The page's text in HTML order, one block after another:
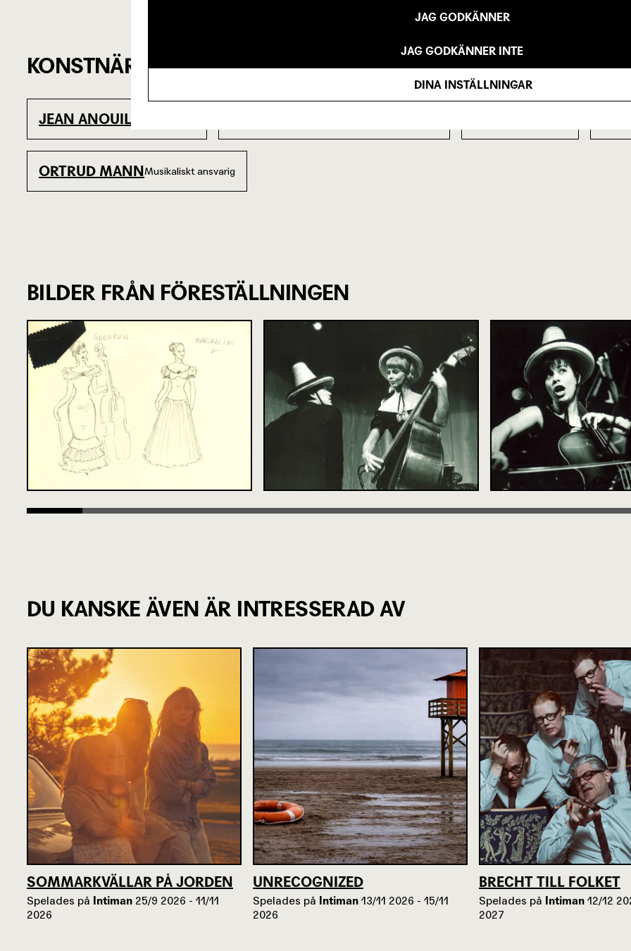
KONSTNÄRLIGT TEAM
JEAN ANOUILH
ORTRUD MANNMusikaliskt ansvarig
BILDER FRÅN FÖRESTÄLLNINGEN
DU KANSKE ÄVEN ÄR INTRESSERAD AV
SOMMARKVÄLLAR PÅ JORDEN
Spelades på Intiman 25/9 2026 - 11/11
2026
UNRECOGNIZED
Spelades på Intiman 13/11 2026 - 15/11
2026
BRECHT TILL FOLKET
Spelades på Intiman 12/12
2027
JAG GODKÄNNER
JAG GODKÄNNER INTE
DINA INSTÄLLNINGAR